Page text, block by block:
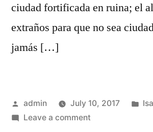
ciudad fortificada en ruina; el
extraños para que no sea
jamás […]
Posted
by
admin July 10, 2017
Leave a commenton